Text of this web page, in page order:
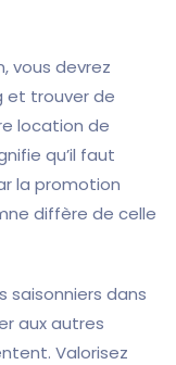
vous devrez
et trouver de
location de
qu’il faut
la promotion
diffère de celle
saisonniers dans
aux autres
Valorisez